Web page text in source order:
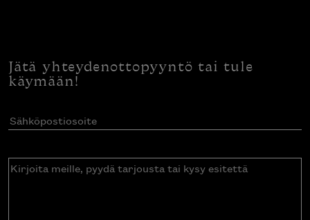
Jätä yhteydenottopyyntö tai tule
käymään!
Sähköpostiosoite(Pakollinen)
Kirjoita